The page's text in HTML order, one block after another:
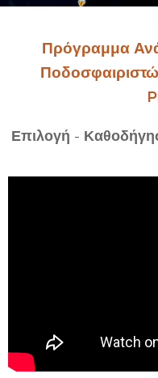
Πρόγραμμα
Επιλογή -